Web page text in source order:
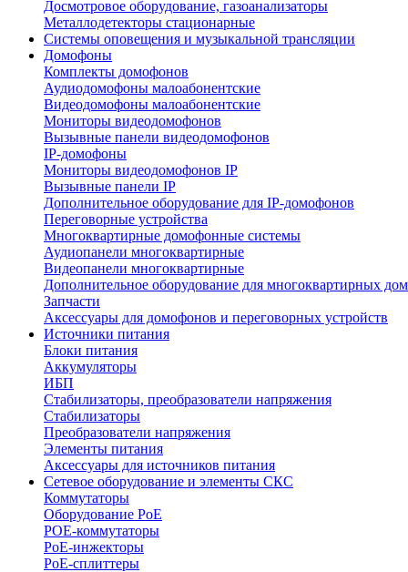
Досмотровое оборудование, газоанализаторы
Металлодетекторы стационарные
Системы оповещения и музыкальной трансляции
Домофоны
Комплекты домофонов
Аудиодомофоны малоабонентские
Видеодомофоны малоабонентские
Мониторы видеодомофонов
Вызывные панели видеодомофонов
IP-домофоны
Мониторы видеодомофонов IP
Вызывные панели IP
Дополнительное оборудование для IP-домофонов
Переговорные устройства
Многоквартирные домофонные системы
Аудиопанели многоквартирные
Видеопанели многоквартирные
Дополнительное оборудование для многоквартирных
Запчасти
Аксессуары для домофонов и переговорных устройств
Источники питания
Блоки питания
Аккумуляторы
ИБП
Стабилизаторы, преобразователи напряжения
Стабилизаторы
Преобразователи напряжения
Элементы питания
Аксессуары для источников питания
Сетевое оборудование и элементы СКС
Коммутаторы
Оборудование PoE
POE-коммутаторы
PoE-инжекторы
PoE-сплиттеры